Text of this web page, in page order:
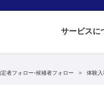
サービスに
定者フォロー-候補者フォロー 体験